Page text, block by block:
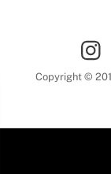
Copyright ©